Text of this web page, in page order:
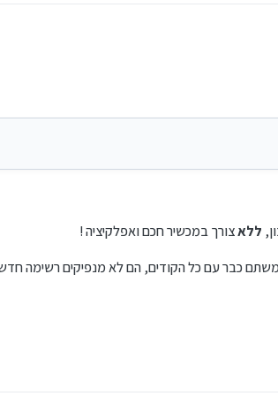
ללאצורך במכשיר חכם ואפלקיציה !